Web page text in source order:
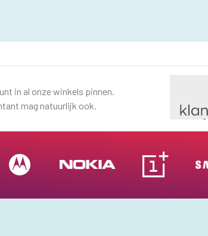
in al onze winkels pinnen.
mag natuurlijk ook.